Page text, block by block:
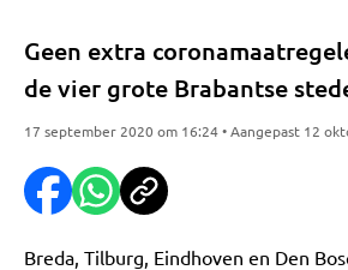
Geen extra
de vier grote Brabantse
17 september 2020 om 16:24 • Aangepast 12
Breda, Tilburg, Eindhoven en Den